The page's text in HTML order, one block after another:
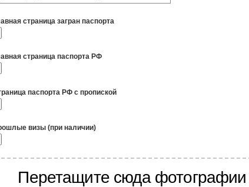
страница загран паспорта
страница паспорта РФ
паспорта РФ с пропиской
визы (при наличии)
Перетащите сюда фотографии